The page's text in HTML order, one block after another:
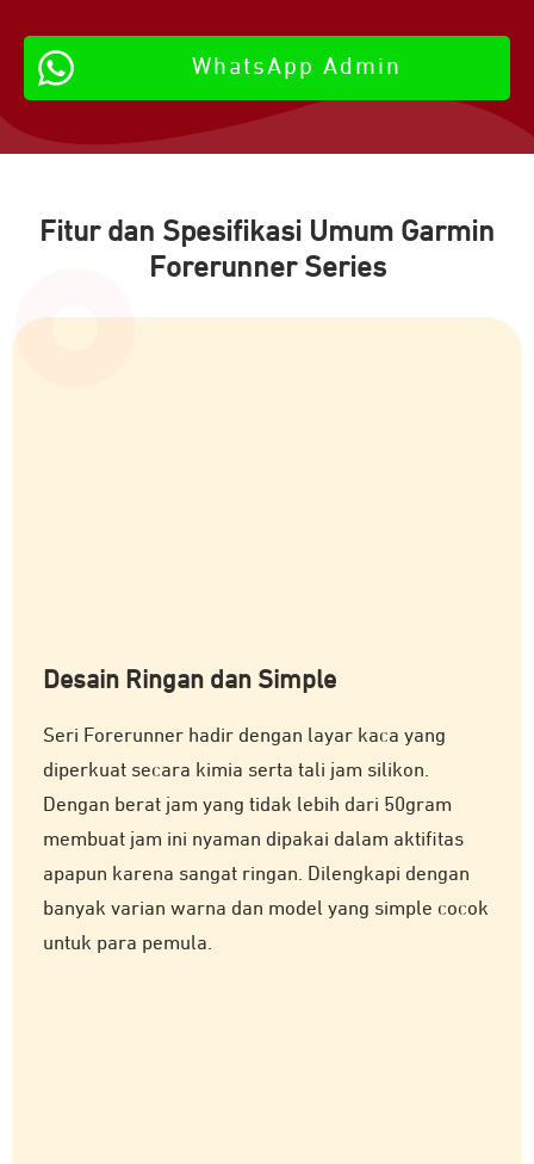
WhatsApp Admin
Fitur dan Spesifikasi Umum Garmin
Forerunner Series
Desain Ringan dan Simple
Seri Forerunner hadir dengan layar kaca yang
diperkuat secara kimia serta tali jam silikon.
Dengan berat jam yang tidak lebih dari 50gram
membuat jam ini nyaman dipakai dalam aktifitas
apapun karena sangat ringan. Dilengkapi dengan
banyak varian warna dan model yang simple cocok
untuk para pemula.